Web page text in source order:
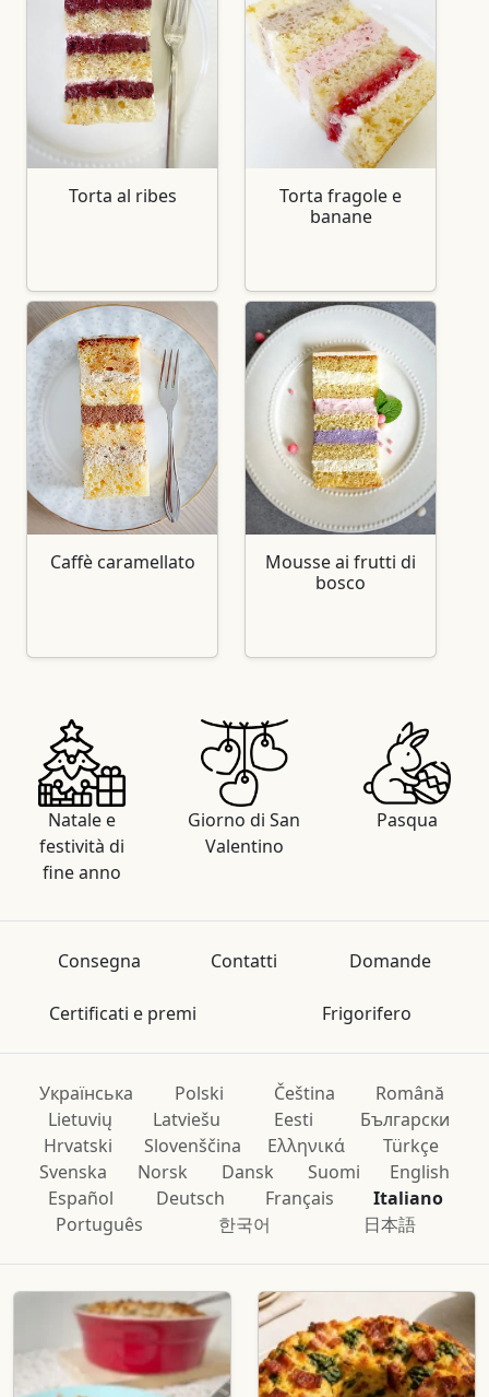
Torta al ribes
Torta fragole e
banane
Caffè caramellato
Mousse ai frutti di
bosco
Natale e
festività di
fine anno
Giorno di San
Valentino
Pasqua
Consegna Contatti Domande
Certificati e premi Frigorifero
Українська Polski Čeština
Română
Lietuvių
Latviešu Eesti
Български
Hrvatski
Slovenščina Ελληνικά
Türkçe
Svenska
Norsk Dansk Suomi
English
Español
Deutsch Français
Italiano
Português
한국어 日本語